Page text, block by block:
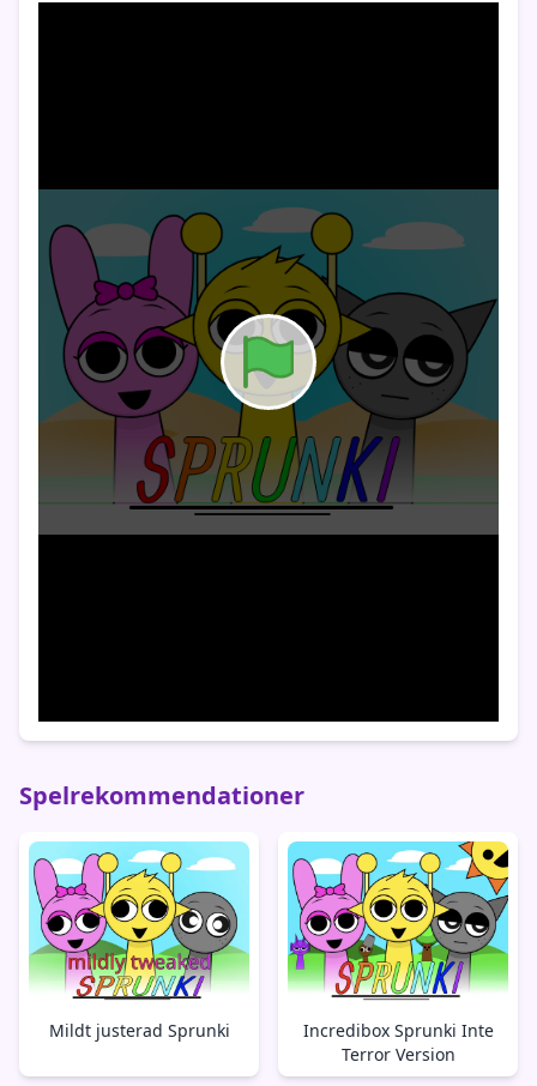
Spelrekommendationer
Mildt justerad Sprunki
Incredibox Sprunki Inte
Terror Version